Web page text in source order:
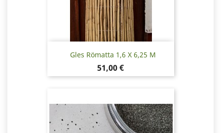
Gles Römatta 1,6 X 6,25 M
Pris
51,00 €